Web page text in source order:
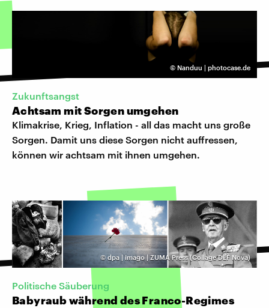
© Nanduu | photocase.de
Zukunftsangst
Achtsam mit Sorgen umgehen
Klimakrise, Krieg, Inflation - all das macht uns große
Sorgen. Damit uns diese Sorgen nicht auffressen,
können wir achtsam mit ihnen umgehen.
© dpa | imago | ZUMA Press (Collage DLF Nova)
Politische Säuberung
Babyraub während des Franco-Regimes